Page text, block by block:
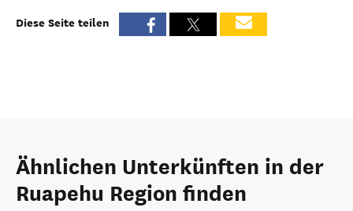
Diese Seite teilen
Ähnlichen Unterkünften in der
Ruapehu Region finden